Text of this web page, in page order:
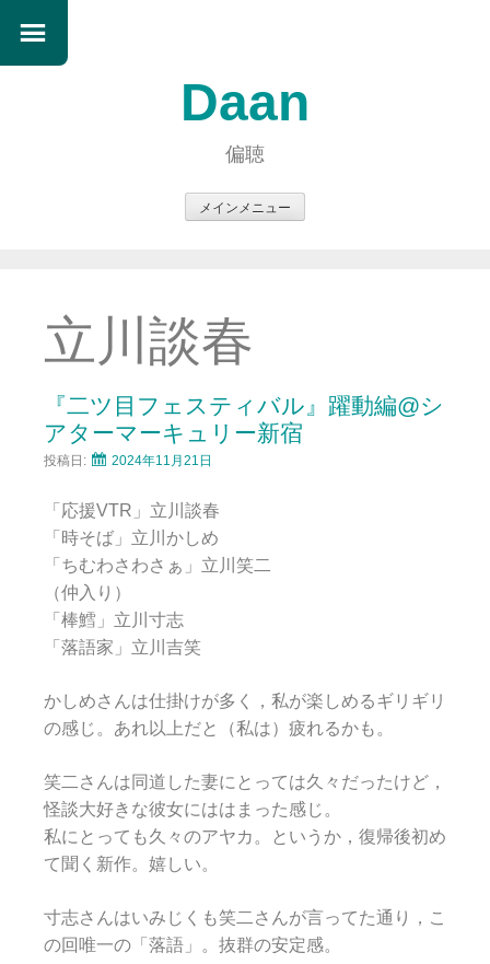
Daan
偏聴
メインメニュー
ン
ツ
ス
キ
ッ
立川談春
『二ツ目フェスティバル』躍動編@シ
アターマーキュリー新宿
投稿日: 2024年11月21日
「応援VTR」立川談春
「時そば」立川かしめ
「ちむわさわさぁ」立川笑二
（仲入り）
「棒鱈」立川寸志
「落語家」立川吉笑
かしめさんは仕掛けが多く，私が楽しめるギリギリ
の感じ。あれ以上だと（私は）疲れるかも。
笑二さんは同道した妻にとっては久々だったけど，
怪談大好きな彼女にははまった感じ。
私にとっても久々のアヤカ。というか，復帰後初め
て聞く新作。嬉しい。
寸志さんはいみじくも笑二さんが言ってた通り，こ
の回唯一の「落語」。抜群の安定感。